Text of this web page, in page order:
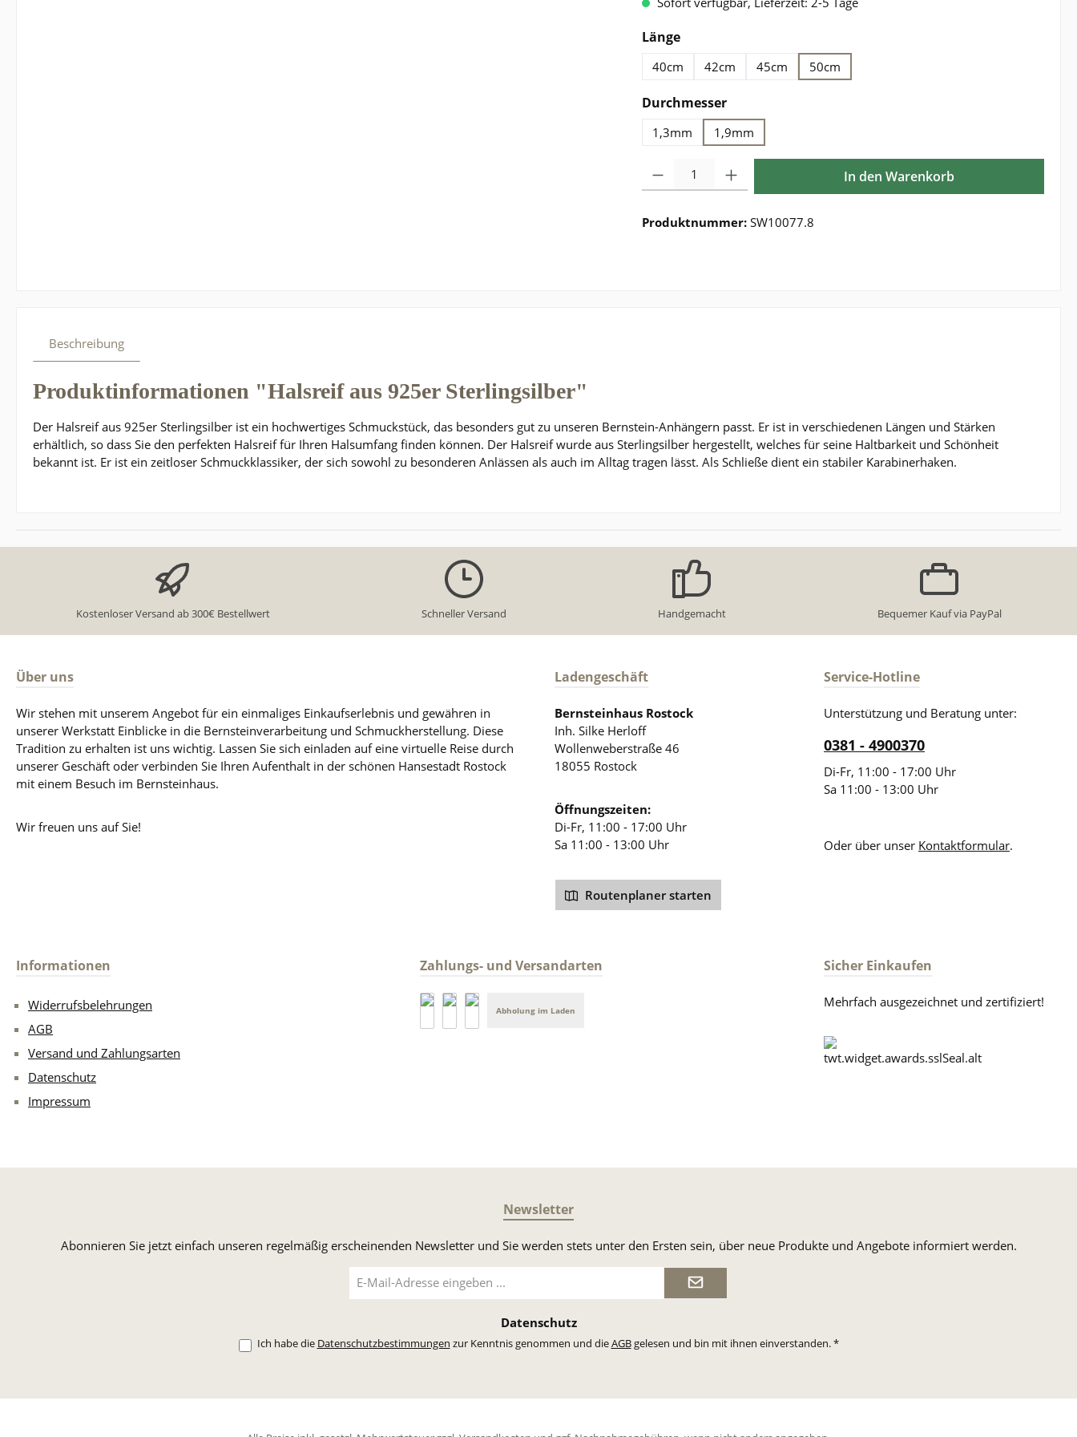
Längeauswählen
40cm 42cm 45cm 50cm
Durchmesserauswählen
1,3mm 1,9mm
In den Warenkorb
Produktnummer: SW10077.8
Beschreibung
Produktinformationen "Halsreif aus 925er Sterlingsilber"
Der Halsreif aus 925er Sterlingsilber ist ein hochwertiges Schmuckstück, das besonders gut zu unseren Bernstein-Anhängern passt. Er ist in verschiedenen Längen und Stärken
erhältlich, so dass Sie den perfekten Halsreif für Ihren Halsumfang finden können. Der Halsreif wurde aus Sterlingsilber hergestellt, welches für seine Haltbarkeit und Schönheit
bekannt ist. Er ist ein zeitloser Schmuckklassiker, der sich sowohl zu besonderen Anlässen als auch im Alltag tragen lässt. Als Schließe dient ein stabiler Karabinerhaken.
Kostenloser Versand ab 300€ Bestellwert Schneller Versand Handgemacht Bequemer Kauf via PayPal
Über uns
Wir stehen mit unserem Angebot für ein einmaliges Einkaufserlebnis und gewähren in
unserer Werkstatt Einblicke in die Bernsteinverarbeitung und Schmuckherstellung. Diese
Tradition zu erhalten ist uns wichtig. Lassen Sie sich einladen auf eine virtuelle Reise durch
unserer Geschäft oder verbinden Sie Ihren Aufenthalt in der schönen Hansestadt Rostock
mit einem Besuch im Bernsteinhaus.
Wir freuen uns auf Sie!
Ladengeschäft
Bernsteinhaus Rostock
Inh. Silke Herloff
Wollenweberstraße 46
18055 Rostock
Öffnungszeiten:
Di-Fr, 11:00 - 17:00 Uhr
Sa 11:00 - 13:00 Uhr
Routenplaner starten
Service-Hotline
Unterstützung und Beratung unter:
0381 - 4900370
Di-Fr, 11:00 - 17:00 Uhr
Sa 11:00 - 13:00 Uhr
Oder über unser Kontaktformular.
Informationen
Widerrufsbelehrungen
AGB
Versand und Zahlungsarten
Datenschutz
Impressum
Zahlungs- und Versandarten
Abholung im Laden
Sicher Einkaufen
Mehrfach ausgezeichnet und zertifiziert!
Newsletter
Abonnieren Sie jetzt einfach unseren regelmäßig erscheinenden Newsletter und Sie werden stets unter den Ersten sein, über neue Produkte und Angebote informiert werden.
Mail-
Adresse
Datenschutz
Ich habe die Datenschutzbestimmungen zur Kenntnis genommen und dieAGBgelesen und bin mit ihnen einverstanden.*